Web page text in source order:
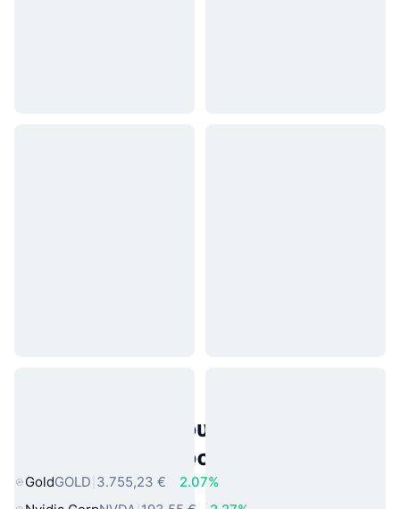
Δημοφιλή περιουσιακά στοιχεία
πραγματικού κόσμου
GoldGOLD 3.755,23 €
2.07%